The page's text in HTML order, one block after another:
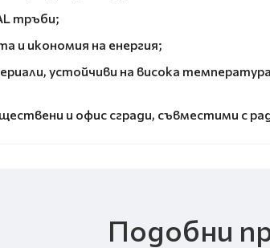
тръби;
и икономия на енергия;
устойчиви на висока температура
и офис сгради, съвместими с
Подобни